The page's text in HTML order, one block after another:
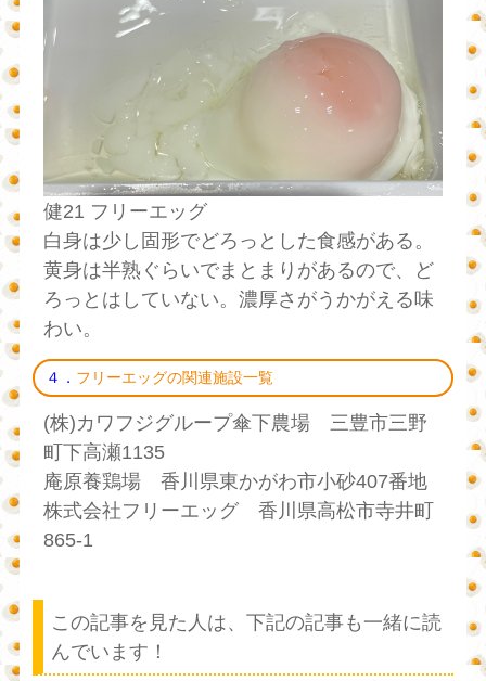
健21 フリーエッグ
白身は少し固形でどろっとした食感がある。
黄身は半熟ぐらいでまとまりがあるので、ど
ろっとはしていない。濃厚さがうかがえる味
わい。
４． フリーエッグの関連施設一覧
(株)カワフジグループ傘下農場 三豊市三野
町下高瀬1135
庵原養鶏場 香川県東かがわ市小砂407番地
株式会社フリーエッグ 香川県高松市寺井町
865-1
この記事を見た人は、下記の記事も一緒に読
んでいます！